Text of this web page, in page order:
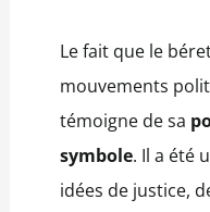
Le fait que le
mouvements
témoigne de sa
symbole. Il a été
idées de justice,